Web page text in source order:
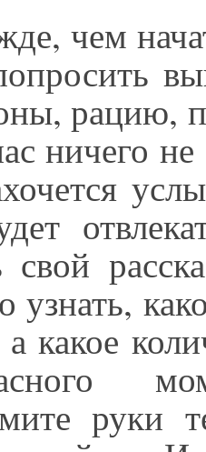
чем
рацию,
ничего
свой
узнать,
а какое
руки